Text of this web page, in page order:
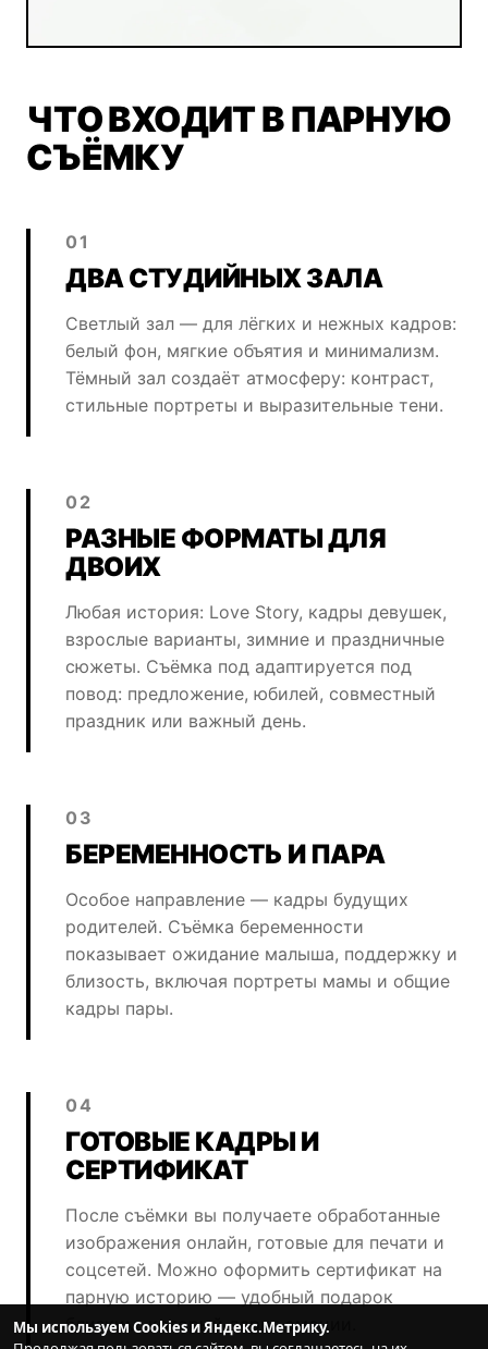
ЧТО ВХОДИТ В ПАРНУЮ
СЪЁМКУ
01
ДВА СТУДИЙНЫХ ЗАЛА
Светлый зал — для лёгких и нежных кадров:
белый фон, мягкие объятия и минимализм.
Тёмный зал создаёт атмосферу: контраст,
стильные портреты и выразительные тени.
02
РАЗНЫЕ ФОРМАТЫ ДЛЯ
ДВОИХ
Любая история: Love Story, кадры девушек,
взрослые варианты, зимние и праздничные
сюжеты. Съёмка под адаптируется под
повод: предложение, юбилей, совместный
праздник или важный день.
03
БЕРЕМЕННОСТЬ И ПАРА
Особое направление — кадры будущих
родителей. Съёмка беременности
показывает ожидание малыша, поддержку и
близость, включая портреты мамы и общие
кадры пары.
04
ГОТОВЫЕ КАДРЫ И
СЕРТИФИКАТ
После съёмки вы получаете обработанные
изображения онлайн, готовые для печати и
соцсетей. Можно оформить сертификат на
парную историю — удобный подарок
близким, который дарит эмоции.
Мы используем Cookies и Яндекс.Метрику.